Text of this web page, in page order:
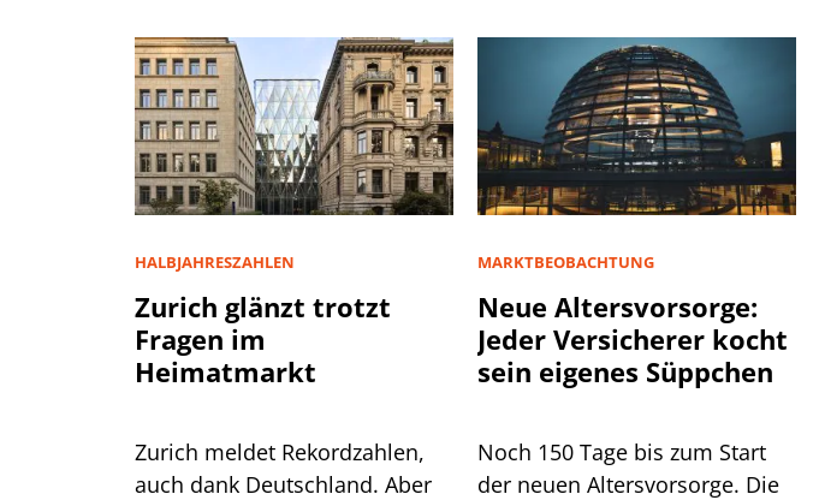
HALBJAHRESZAHLEN
Zurich glänzt trotzt
Fragen im
Heimatmarkt
Zurich meldet Rekordzahlen,
auch dank Deutschland. Aber
MARKTBEOBACHTUNG
Neue Altersvorsorge:
Jeder Versicherer kocht
sein eigenes Süppchen
Noch 150 Tage bis zum Start
der neuen Altersvorsorge. Die